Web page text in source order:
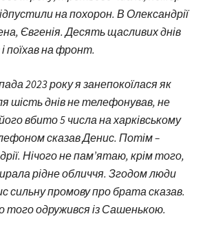
на похорон. В Олександрії
Євгенія. Десять щасливих днів
поїхав на фронт.
2023 року я занепокоїлася як
шість днів не телефонував, не
вбито 5 числа на харківському
сказав Денис. Потім –
Нічого не пам’ятаю, крім того,
рідне обличчя. Згодом люди
сильну промову про брата сказав.
того одружився із Сашенькою.